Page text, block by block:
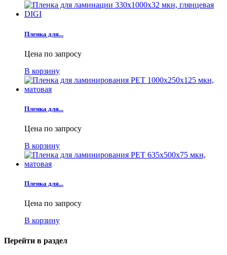
Пленка для...
Цена по запросу
В корзину
Пленка для...
Цена по запросу
В корзину
Пленка для...
Цена по запросу
В корзину
Перейти в раздел